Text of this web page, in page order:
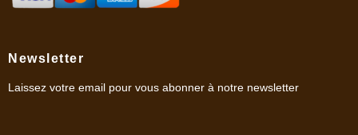
Newsletter
Laissez votre email pour vous abonner à notre newsletter